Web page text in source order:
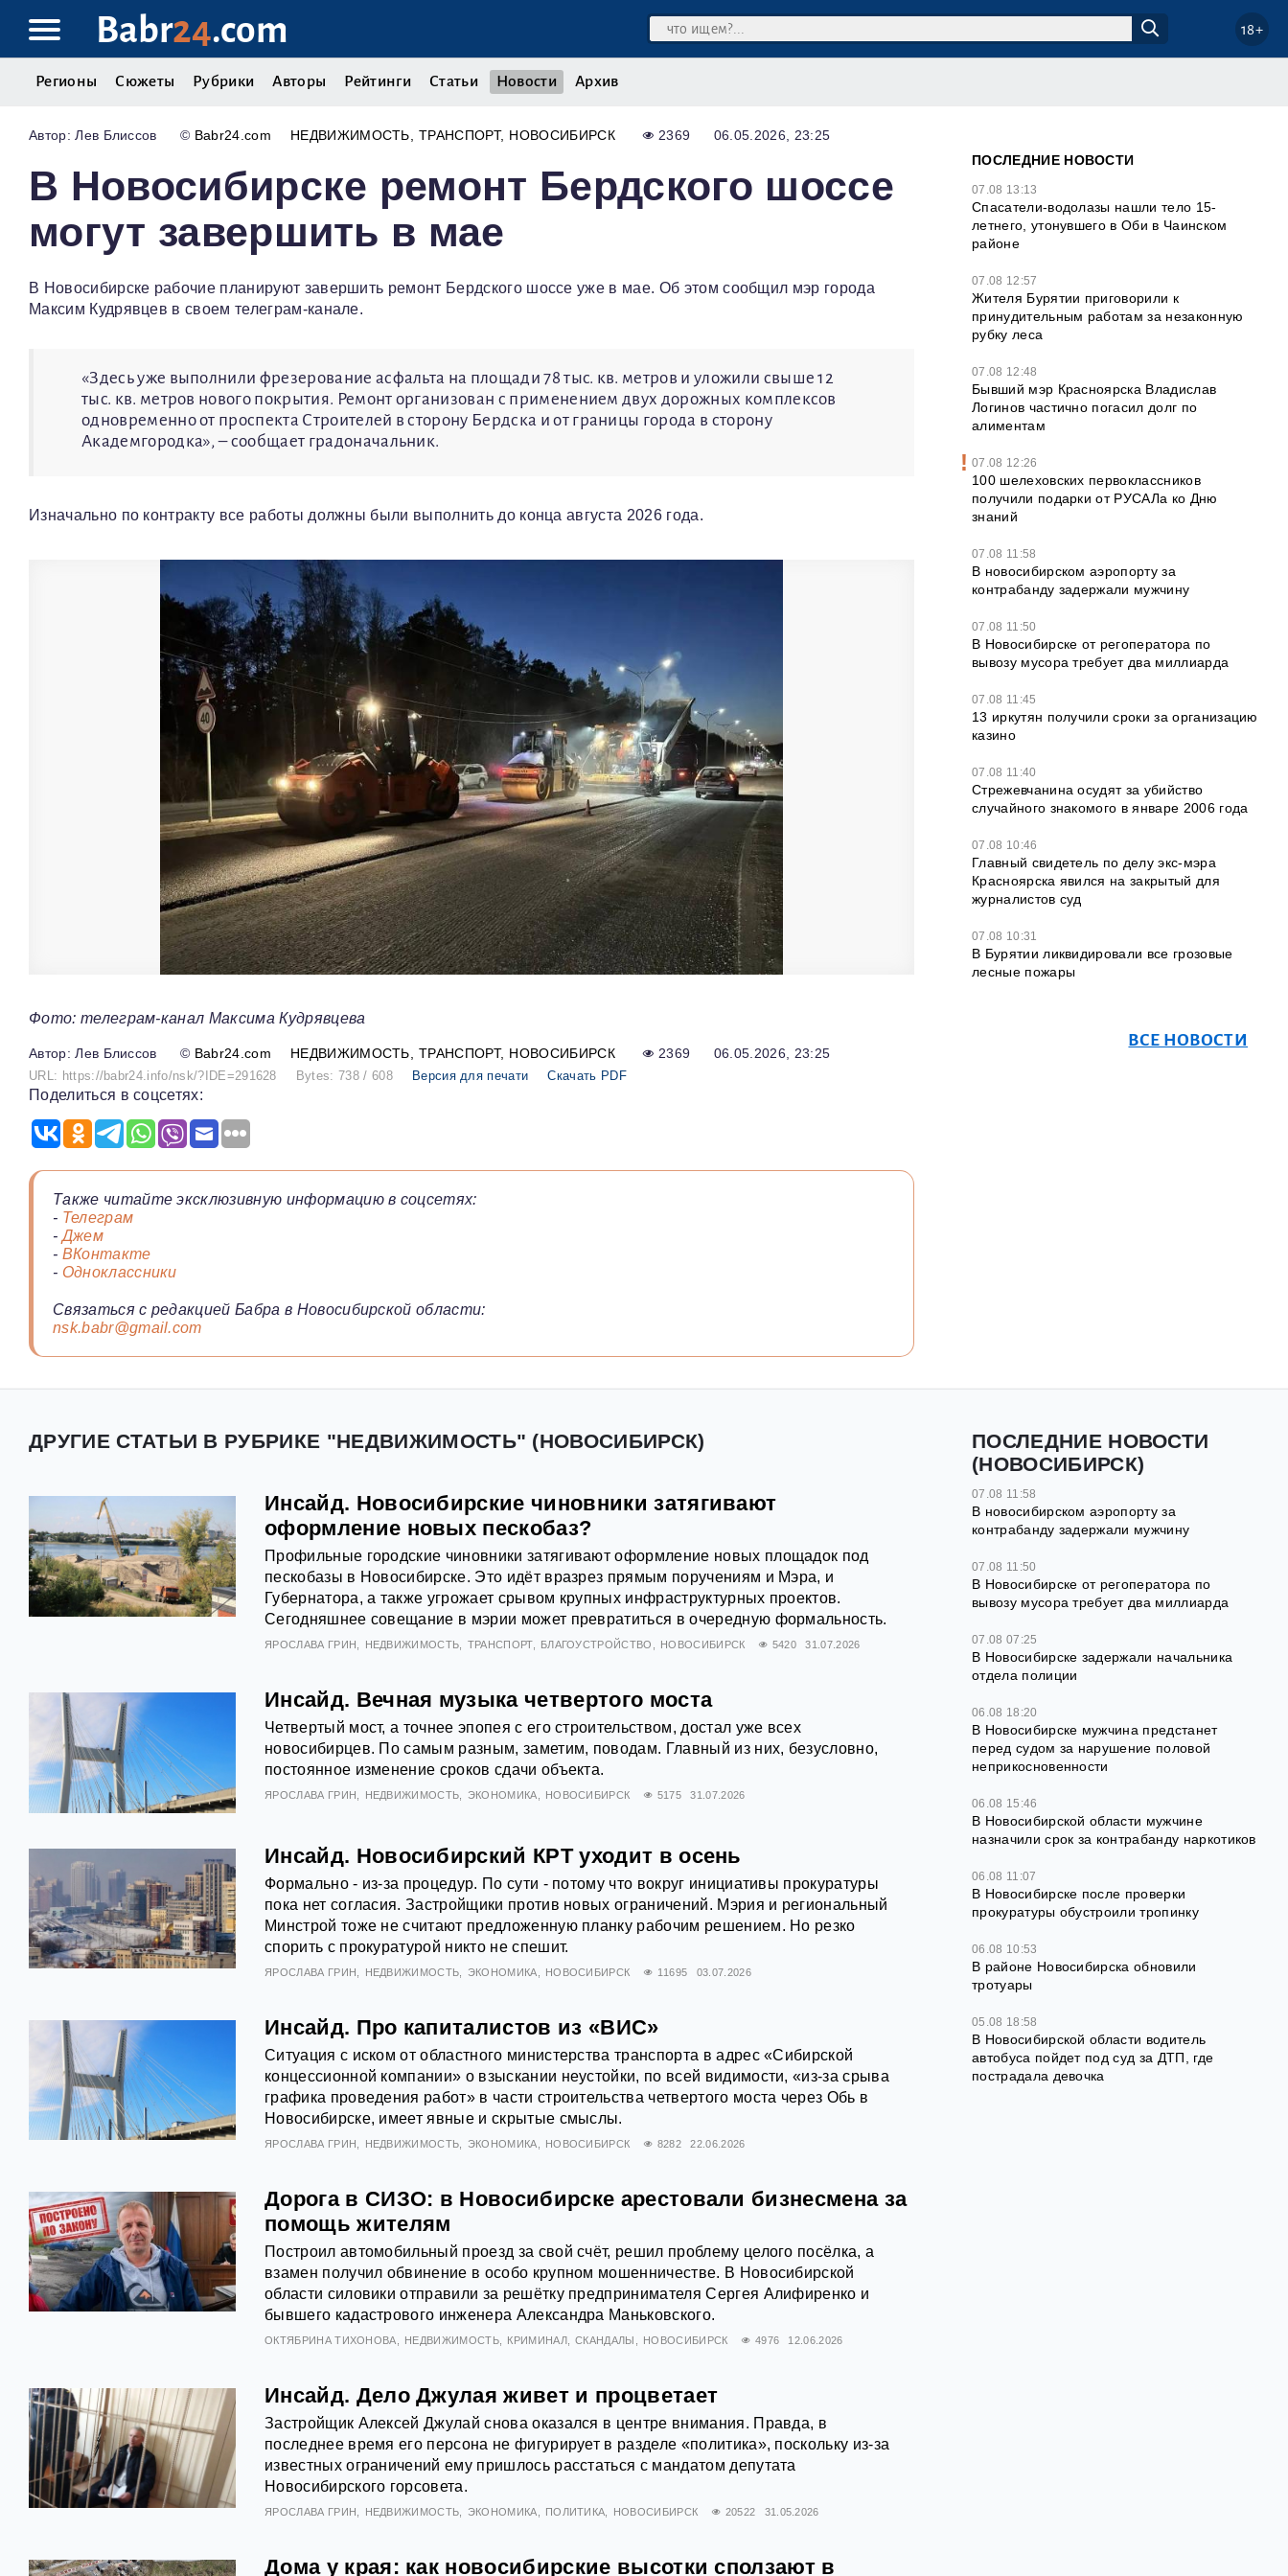
Babr24.com 18+
Регионы Сюжеты Рубрики Авторы Рейтинги Статьи Новости Архив
Лев Блиссов © Babr24.com НЕДВИЖИМОСТЬ ТРАНСПОРТ НОВОСИБИРСК 2369 06.05.2026, 23:25
В Новосибирске ремонт Бердского шоссе
могут завершить в мае
В Новосибирске рабочие планируют завершить ремонт Бердского шоссе уже в мае. Об этом сообщил мэр города
Максим Кудрявцев в своем телеграм-канале.
«Здесь уже выполнили фрезерование асфальта на площади 78 тыс. кв. метров и уложили свыше 12
тыс. кв. метров нового покрытия. Ремонт организован с применением двух дорожных комплексов
одновременно от проспекта Строителей в сторону Бердска и от границы города в сторону
Академгородка», – сообщает градоначальник.
Изначально по контракту все работы должны были выполнить до конца августа 2026 года.
Фото: телеграм-канал Максима Кудрявцева
Лев Блиссов © Babr24.com НЕДВИЖИМОСТЬ ТРАНСПОРТ НОВОСИБИРСК 2369 06.05.2026, 23:25
URL: https://babr24.info/nsk/?IDE=291628 Bytes: 738 / 608 Версия для печати Скачать PDF
Поделиться в соцсетях:
Также читайте эксклюзивную информацию в соцсетях:
- Телеграм
-Джем
- ВКонтакте
- Одноклассники
Связаться с редакцией Бабра в Новосибирской области:
nsk.babr@gmail.com
ПОСЛЕДНИЕ НОВОСТИ
07.08 13:13
Спасатели-водолазы нашли тело 15-
летнего, утонувшего в Оби в Чаинском
районе
07.08 12:57
Жителя Бурятии приговорили к
принудительным работам за незаконную
рубку леса
07.08 12:48
Бывший мэр Красноярска Владислав
Логинов частично погасил долг по
алиментам
07.08 12:26
100 шелеховских первоклассников
получили подарки от РУСАЛа ко Дню
знаний
07.08 11:58
В новосибирском аэропорту за
контрабанду задержали мужчину
07.08 11:50
В Новосибирске от регоператора по
вывозу мусора требует два миллиарда
07.08 11:45
13 иркутян получили сроки за организацию
казино
07.08 11:40
Стрежевчанина осудят за убийство
случайного знакомого в январе 2006 года
07.08 10:46
Главный свидетель по делу экс-мэра
Красноярска явился на закрытый для
журналистов суд
07.08 10:31
В Бурятии ликвидировали все грозовые
лесные пожары
ВСЕ НОВОСТИ
ДРУГИЕ СТАТЬИ В РУБРИКЕ "НЕДВИЖИМОСТЬ" (НОВОСИБИРСК)
Инсайд. Новосибирские чиновники затягивают
оформление новых пескобаз?
Профильные городские чиновники затягивают оформление новых площадок под
пескобазы в Новосибирске. Это идёт вразрез прямым поручениям и Мэра, и
Губернатора, а также угрожает срывом крупных инфраструктурных проектов.
Сегодняшнее совещание в мэрии может превратиться в очередную формальность.
ЯРОСЛАВА ГРИН НЕДВИЖИМОСТЬ ТРАНСПОРТ БЛАГОУСТРОЙСТВО НОВОСИБИРСК 5420 31.07.2026
Инсайд. Вечная музыка четвертого моста
Четвертый мост, а точнее эпопея с его строительством, достал уже всех
новосибирцев. По самым разным, заметим, поводам. Главный из них, безусловно,
постоянное изменение сроков сдачи объекта.
ЯРОСЛАВА ГРИН НЕДВИЖИМОСТЬ ЭКОНОМИКА НОВОСИБИРСК 5175 31.07.2026
Инсайд. Новосибирский КРТ уходит в осень
Формально - из-за процедур. По сути - потому что вокруг инициативы прокуратуры
пока нет согласия. Застройщики против новых ограничений. Мэрия и региональный
Минстрой тоже не считают предложенную планку рабочим решением. Но резко
спорить с прокуратурой никто не спешит.
ЯРОСЛАВА ГРИН НЕДВИЖИМОСТЬ ЭКОНОМИКА НОВОСИБИРСК 11695 03.07.2026
Инсайд. Про капиталистов из «ВИС»
Ситуация с иском от областного министерства транспорта в адрес «Сибирской
концессионной компании» о взыскании неустойки, по всей видимости, «из-за срыва
графика проведения работ» в части строительства четвертого моста через Обь в
Новосибирске, имеет явные и скрытые смыслы.
ЯРОСЛАВА ГРИН НЕДВИЖИМОСТЬ ЭКОНОМИКА НОВОСИБИРСК 8282 22.06.2026
Дорога в СИЗО: в Новосибирске арестовали бизнесмена за
помощь жителям
Построил автомобильный проезд за свой счёт, решил проблему целого посёлка, а
взамен получил обвинение в особо крупном мошенничестве. В Новосибирской
области силовики отправили за решётку предпринимателя Сергея Алифиренко и
бывшего кадастрового инженера Александра Маньковского.
ОКТЯБРИНА ТИХОНОВА НЕДВИЖИМОСТЬ КРИМИНАЛ СКАНДАЛЫ НОВОСИБИРСК 4976 12.06.2026
Инсайд. Дело Джулая живет и процветает
Застройщик Алексей Джулай снова оказался в центре внимания. Правда, в
последнее время его персона не фигурирует в разделе «политика», поскольку из-за
известных ограничений ему пришлось расстаться с мандатом депутата
Новосибирского горсовета.
ЯРОСЛАВА ГРИН НЕДВИЖИМОСТЬ ЭКОНОМИКА ПОЛИТИКА НОВОСИБИРСК 20522 31.05.2026
Дома у края: как новосибирские высотки сползают в
ПОСЛЕДНИЕ НОВОСТИ
(НОВОСИБИРСК)
07.08 11:58
В новосибирском аэропорту за
контрабанду задержали мужчину
07.08 11:50
В Новосибирске от регоператора по
вывозу мусора требует два миллиарда
07.08 07:25
В Новосибирске задержали начальника
отдела полиции
06.08 18:20
В Новосибирске мужчина предстанет
перед судом за нарушение половой
неприкосновенности
06.08 15:46
В Новосибирской области мужчине
назначили срок за контрабанду наркотиков
06.08 11:07
В Новосибирске после проверки
прокуратуры обустроили тропинку
06.08 10:53
В районе Новосибирска обновили
тротуары
05.08 18:58
В Новосибирской области водитель
автобуса пойдет под суд за ДТП, где
пострадала девочка